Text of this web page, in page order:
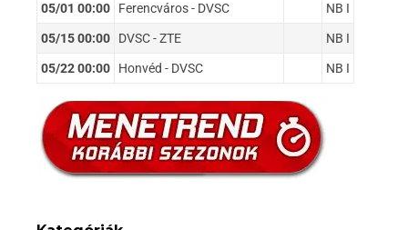
05/01 00:00 Ferencváros - DVSC NB I
05/15 00:00 DVSC - ZTE NB I
05/22 00:00 Honvéd - DVSC NB I